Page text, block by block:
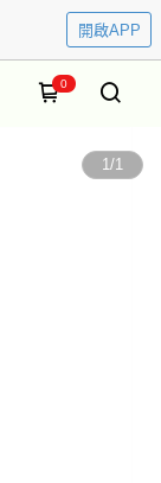
開啟APP
0
1/1